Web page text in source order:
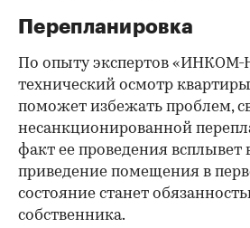
Перепланировка
По опыту экспертов «ИНКОМ-
технический осмотр
поможет избежать проблем,
несанкционированной
факт ее проведения всплывет
приведение помещения в
состояние станет
собственника.